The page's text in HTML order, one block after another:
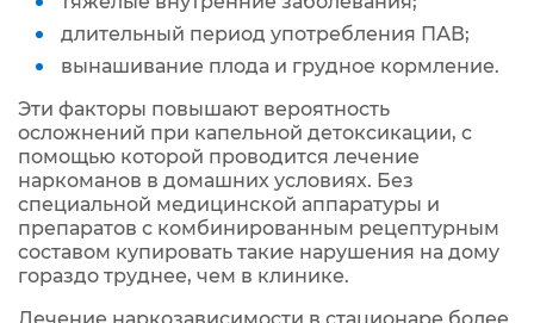
длительный период употребления ПАВ;
вынашивание плода и грудное кормление.
Эти факторы повышают вероятность
осложнений при капельной детоксикации, с
помощью которой проводится лечение
наркоманов в домашних условиях. Без
специальной медицинской аппаратуры и
препаратов с комбинированным рецептурным
составом купировать такие нарушения на дому
гораздо труднее, чем в клинике.